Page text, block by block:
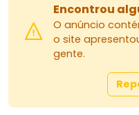
Encontrou
O anúncio
o site
gente.